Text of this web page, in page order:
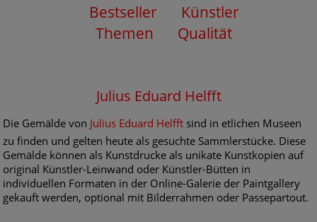
Bestseller
Künstler
Themen
Qualität
Julius Eduard Helfft
Die Gemälde von Julius Eduard Helfft sind in etlichen Museen
zu finden und gelten heute als gesuchte Sammlerstücke. Diese
Gemälde können als Kunstdrucke als unikate Kunstkopien auf
original Künstler-Leinwand oder Künstler-Bütten in
individuellen Formaten in der Online-Galerie der Paintgallery
gekauft werden, optional mit Bilderrahmen oder Passepartout.